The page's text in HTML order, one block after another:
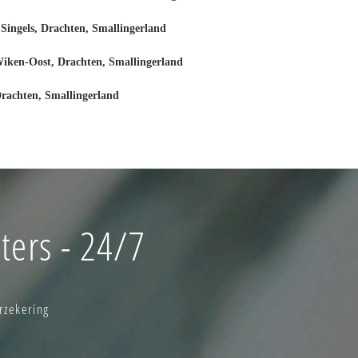
Drachten, Smallingerland
Oost, Drachten, Smallingerland
Smallingerland
- 24/7